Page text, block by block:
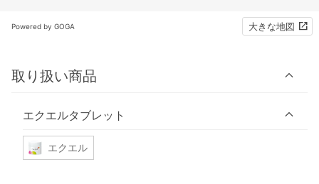
Powered by GOGA 大きな地図
取り扱い商品
エクエルタブレット
エクエル